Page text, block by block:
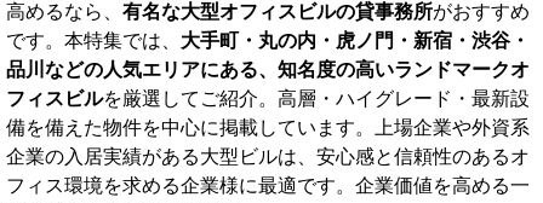
高めるなら、 有名な大型オフィスビルの貸事務所がおすすめ
です。本特集では、 大手町・丸の内・虎ノ門・新宿・渋谷・
品川などの人気エリアにある、知名度の高いランドマークオ
フィスビルを厳選してご紹介。高層・ハイグレード・最新設
備を備えた物件を中心に掲載しています。上場企業や外資系
企業の入居実績がある大型ビルは、安心感と信頼性のあるオ
フィス環境を求める企業様に最適です。企業価値を高める一